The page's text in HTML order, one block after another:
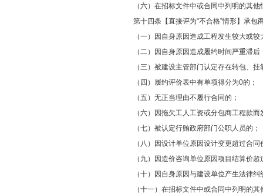
（六）在招标文件中或合同中列明的其他
第十四条【直接评为“不合格”情形】承包
（一）因自身原因造成工程发生较大或较
（二）因自身原因造成履约时间严重滞后
（三）被建设主管部门认定存在转包、挂
（四）履约评价表中有单项得分为0的；
（五）无正当理由不履行合同的；
（六）因拖欠工人工资或分包商工程款而
（七）被认定行贿政府部门公职人员的；
（八）因设计单位原因设计变更超过合同
（九）因造价咨询单位原因项目结算价超
（十）因自身原因与建设单位产生法律纠
（十一）在招标文件中或合同中列明的其